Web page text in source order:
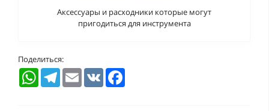
Аксессуары и расходники которые могут
пригодиться для инструмента
Поделиться:
WhatsAppTelegramEmail VK